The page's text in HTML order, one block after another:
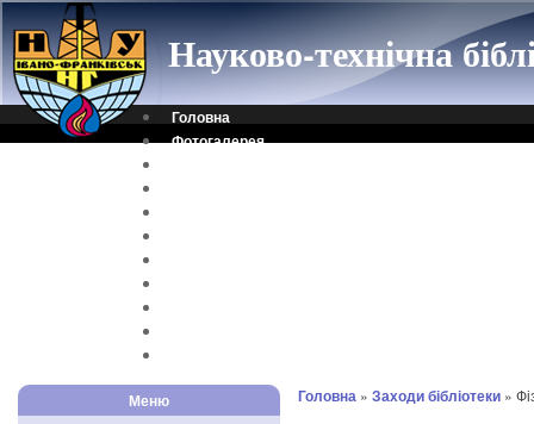
Науково-технічна
Головна
Фотогалерея
Меню Головна » Заходи бібліотеки »